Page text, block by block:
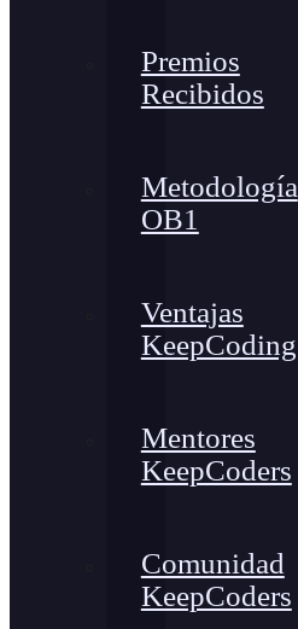
Premios
Recibidos
Metodología
OB1
Ventajas
KeepCoding
Mentores
KeepCoders
Comunidad
KeepCoders